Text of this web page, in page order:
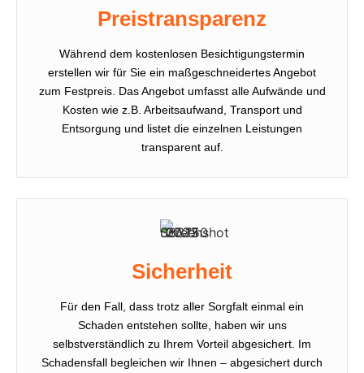
Preistransparenz
Während dem kostenlosen Besichtigungstermin
erstellen wir für Sie ein maßgeschneidertes Angebot
zum Festpreis. Das Angebot umfasst alle Aufwände und
Kosten wie z.B. Arbeitsaufwand, Transport und
Entsorgung und listet die einzelnen Leistungen
transparent auf.
Sicherheit
Für den Fall, dass trotz aller Sorgfalt einmal ein
Schaden entstehen sollte, haben wir uns
selbstverständlich zu Ihrem Vorteil abgesichert. Im
Schadensfall begleichen wir Ihnen – abgesichert durch